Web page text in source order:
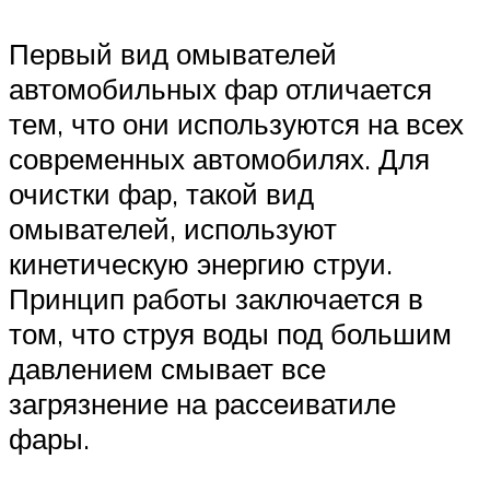
Первый вид омывателей
автомобильных фар отличается
тем, что они используются на всех
современных автомобилях. Для
очистки фар, такой вид
омывателей, используют
кинетическую энергию струи.
Принцип работы заключается в
том, что струя воды под большим
давлением смывает все
загрязнение на рассеиватиле
фары.